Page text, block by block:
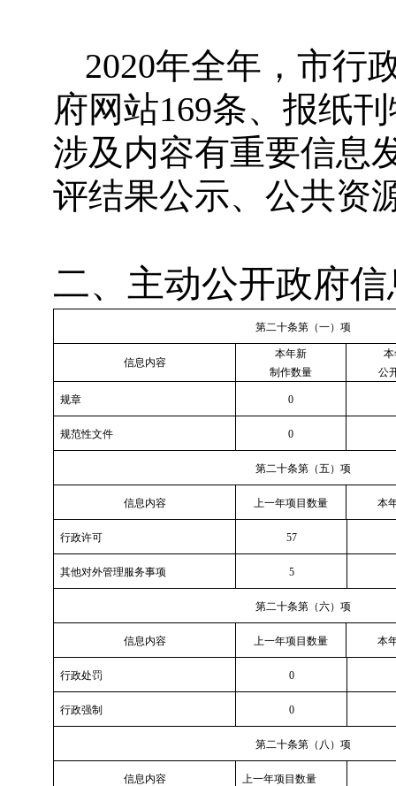
2020年全年，市行
府网站169条、报纸
涉及内容有重要信息
评结果公示、公共资
二、主动公开政府
第二十条第（一）项
信息内容
本年新
制作数量
公
规章 0
规范性文件 0
第二十条第（五）项
信息内容 上一年项目数量 本
行政许可 57
其他对外管理服务事项 5
第二十条第（六）项
信息内容 上一年项目数量 本
行政处罚 0
行政强制 0
第二十条第（八）项
信息内容 上一年项目数量